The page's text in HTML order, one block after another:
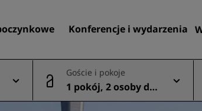
Konferencje i wydarzenia
Znajdź hotel
Goście i pokoje
1 pokój, 2 osoby dor
osłe